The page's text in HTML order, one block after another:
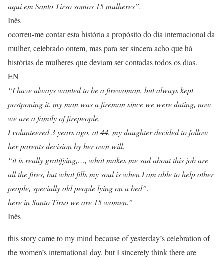
aqui em Santo Tirso somos 15 mulheres”.
Inês
ocorreu-me contar esta história a propósito do dia internacional da
mulher, celebrado ontem, mas para ser sincera acho que há
histórias de mulheres que deviam ser contadas todos os dias.
EN
“I have always wanted to be a firewoman, but always kept
postponing it. my man was a fireman since we were dating, now
we are a family of firepeople.
I volunteered 3 years ago, at 44, my daughter decided to follow
her parents decision by her own will.
“it is really gratifying,…, what makes me sad about this job are
all the fires, but what fills my soul is when I am able to help other
people, specially old people lying on a bed”.
here in Santo Tirso we are 15 women.”
Inês
this story came to my mind because of yesterday’s celebration of
the women’s international day, but I sincerely think there are